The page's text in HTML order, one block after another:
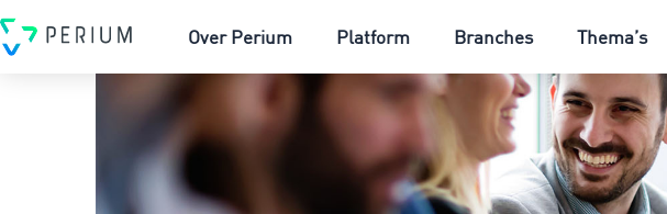
Over Perium Platform Branches Thema’s